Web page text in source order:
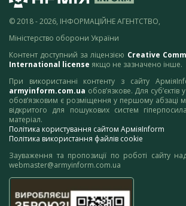
© 2018 - 2026, ІНФОРМАЦІЙНЕ АГЕНТСТВО,
Міністерство оборони України
Контент доступний за ліцензією Creative
International license якщо не зазначено інше.
При використанні контенту з сайту
armyinform.com.ua обов’язкове. Для
обов’язковим є розміщення у першому абзаці
відкритого для пошукових систем
матеріал.
Політика користування сайтом АрміяInform
Політика використання файлів cookie
Зауваження та пропозиції по роботі сайту
webmaster@armyinform.com.ua